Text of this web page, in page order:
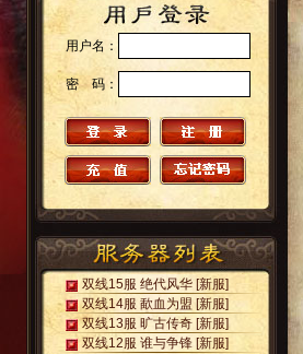
用户名：
密 码：
双线15服 绝代风华 [新服]
双线14服 歃血为盟 [新服]
双线13服 旷古传奇 [新服]
双线12服 谁与争锋 [新服]